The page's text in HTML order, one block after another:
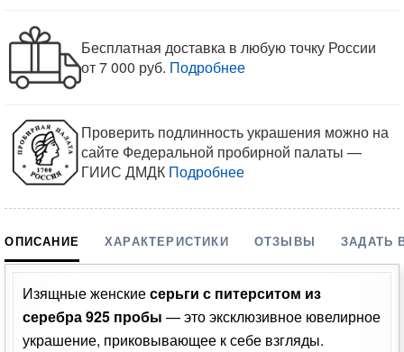
Бесплатная доставка в любую точку России
от 7 000 руб. Подробнее
Проверить подлинность украшения можно на
сайте Федеральной пробирной палаты —
ГИИС ДМДК Подробнее
ОПИСАНИЕ ХАРАКТЕРИСТИКИ ОТЗЫВЫ ЗАДАТЬ
Изящные женскиесерьги с питерситом из
серебра 925 пробы — это эксклюзивное ювелирное
украшение, приковывающее к себе взгляды.